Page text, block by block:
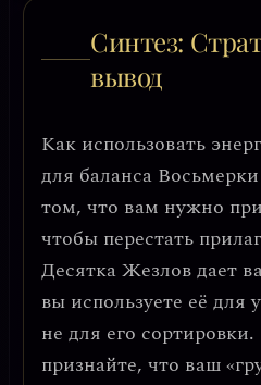
Синтез:
вывод
Как использовать
для баланса
том, что вам нужно
чтобы перестать
Десятка Жезлов дает
вы используете её для
не для его
признайте, что ваш